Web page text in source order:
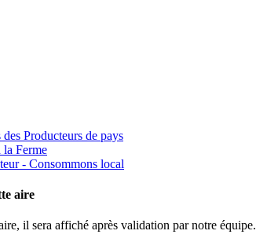
des Producteurs de pays
la Ferme
- Consommons local
aire
il sera affiché après validation par notre équipe.